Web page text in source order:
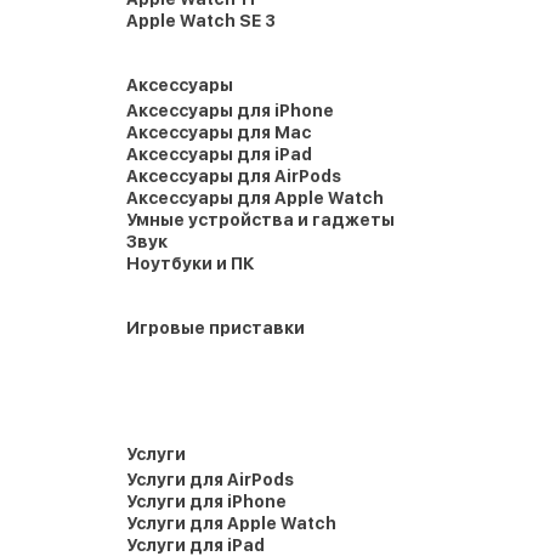
Apple Watch SE 3
Аксессуары
Аксессуары для iPhone
Аксессуары для Mac
Аксессуары для iPad
Аксессуары для AirPods
Аксессуары для Apple Watch
Умные устройства и гаджеты
Звук
Ноутбуки и ПК
Игровые приставки
Услуги
Услуги для AirPods
Услуги для iPhone
Услуги для Apple Watch
Услуги для iPad